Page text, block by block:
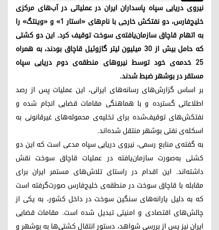
نیروی دریایی سپاه پاسداران ایران در عملیاتی در آب‌های مرکزی
خلیج‌فارس، دو نفتکش خارجی با نام‌های «استار ۱» و «وینتگ» را
به اتهام قاچاق سازمان‌یافته‌ی سوخت توقیف کرد. این دو کشتی
که حامل بیش از ۳۰ میلیون لیتر گازوئیل قاچاق بودند، به همراه
۲۵ خدمه‌ی خود توسط نیروهای منطقه‌ی دوم دریایی سپاه
مستقر در بوشهر ضبط شدند.
بر اساس گزارش‌های رسانه‌های ایرانی، این عملیات پس از رصد
اطلاعاتی گسترده و با هماهنگی مقامات قضایی انجام شده و
نفتکش‌های توقیف‌شده برای تخلیه‌ی محموله‌های غیرقانونی به
اسکله‌ی نفتی بوشهر منتقل شده‌اند.
به گفته‌ی منابع رسمی، نیروی دریایی سپاه مدعی است که این دو
کشتی به‌صورت سازمان‌یافته در عملیات قاچاق سوخت نقش
داشته‌اند. این اقدام در راستای تلاش‌های مستمر ایران برای
مقابله با قاچاق سوخت در منطقه‌ی خلیج‌فارس صورت‌گرفته است
که به دلیل یارانه‌های سنگین سوخت در داخل کشور، به یکی از
چالش‌های اقتصادی و امنیتی تبدیل شده است. مقامات قضایی
ایران نیز پس از بررسی شواهد، دستور انتقال کشتی‌ها به بوشهر و